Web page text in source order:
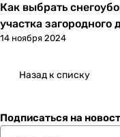
Как выбрать
участка загородного
14 ноября 2024
Назад к списку
Подписаться на